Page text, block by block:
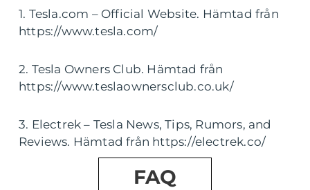
1. Tesla.com – Official Website. Hämtad från
https://www.tesla.com/
2. Tesla Owners Club. Hämtad från
https://www.teslaownersclub.co.uk/
3. Electrek – Tesla News, Tips, Rumors, and
Reviews. Hämtad från https://electrek.co/
FAQ